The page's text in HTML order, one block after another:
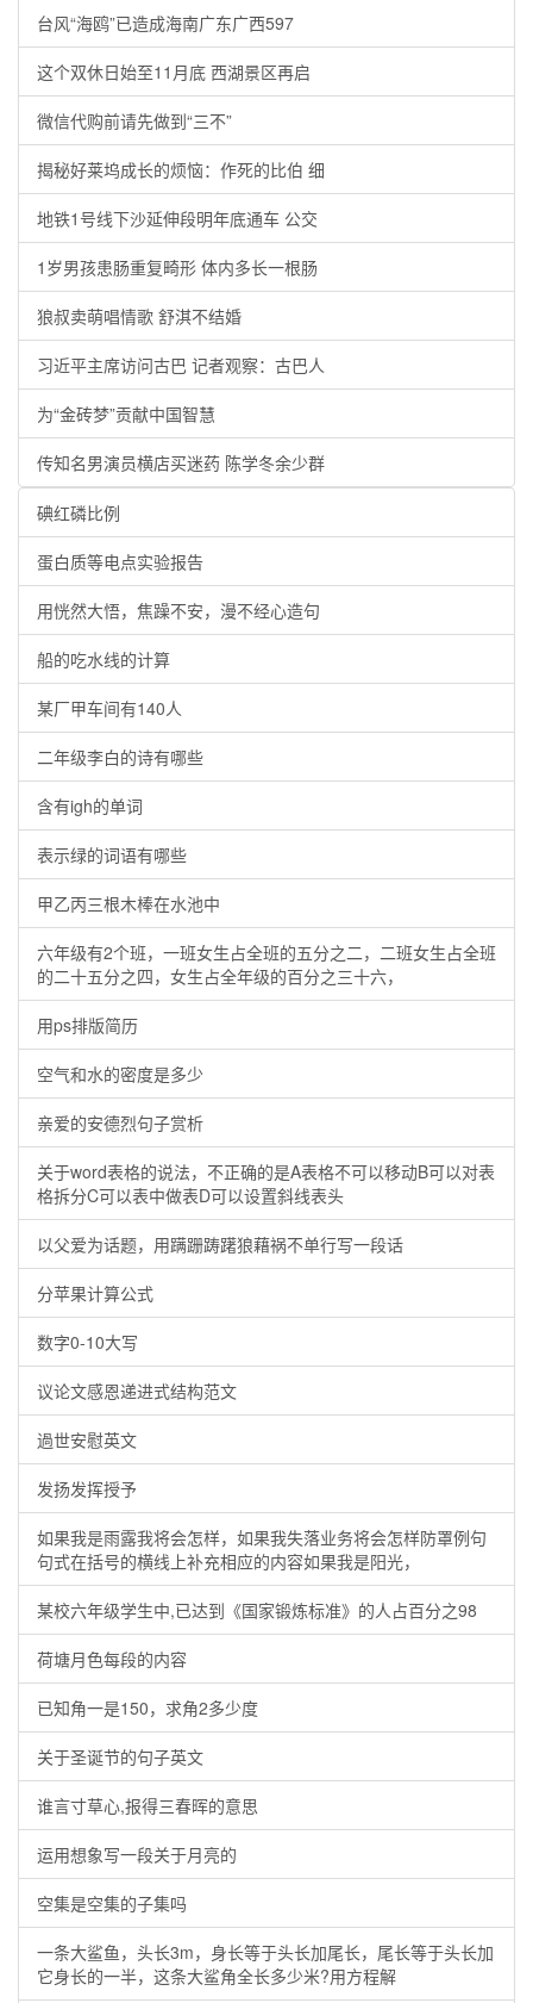
台风“海鸥”已造成海南广东广西597
这个双休日始至11月底 西湖景区再启
微信代购前请先做到“三不”
揭秘好莱坞成长的烦恼：作死的比伯 细
地铁1号线下沙延伸段明年底通车 公交
1岁男孩患肠重复畸形 体内多长一根肠
狼叔卖萌唱情歌 舒淇不结婚
习近平主席访问古巴 记者观察：古巴人
为“金砖梦”贡献中国智慧
传知名男演员横店买迷药 陈学冬余少群
碘红磷比例
蛋白质等电点实验报告
用恍然大悟，焦躁不安，漫不经心造句
船的吃水线的计算
某厂甲车间有140人
二年级李白的诗有哪些
含有igh的单词
表示绿的词语有哪些
甲乙丙三根木棒在水池中
六年级有2个班，一班女生占全班的五分之二，二班女生占全班
的二十五分之四，女生占全年级的百分之三十六，
用ps排版简历
空气和水的密度是多少
亲爱的安德烈句子赏析
关于word表格的说法，不正确的是A表格不可以移动B可以对表
格拆分C可以表中做表D可以设置斜线表头
以父爱为话题，用蹒跚踌躇狼藉祸不单行写一段话
分苹果计算公式
数字0-10大写
议论文感恩递进式结构范文
過世安慰英文
发扬发挥授予
如果我是雨露我将会怎样，如果我失落业务将会怎样防罩例句
句式在括号的横线上补充相应的内容如果我是阳光，
某校六年级学生中,已达到《国家锻炼标准》的人占百分之98
荷塘月色每段的内容
已知角一是150，求角2多少度
关于圣诞节的句子英文
谁言寸草心,报得三春晖的意思
运用想象写一段关于月亮的
空集是空集的子集吗
一条大鲨鱼，头长3m，身长等于头长加尾长，尾长等于头长加
它身长的一半，这条大鲨角全长多少米?用方程解